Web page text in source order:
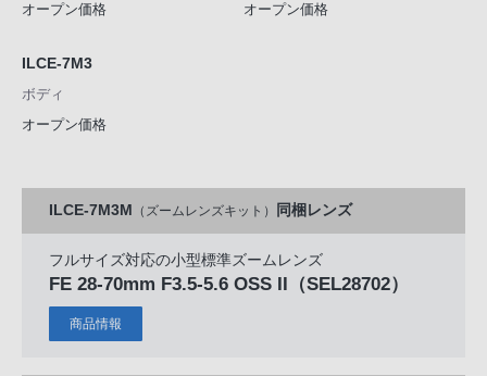
オープン価格
オープン価格
ILCE-7M3
ボディ
オープン価格
ILCE-7M3M （ズームレンズキット） 同梱レンズ
フルサイズ対応の小型標準ズームレンズ
FE 28-70mm F3.5-5.6 OSS II （SEL28702）
商品情報